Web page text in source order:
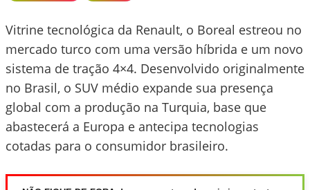
Vitrine tecnológica da Renault, o Boreal estreou no
mercado turco com uma versão híbrida e um novo
sistema de tração 4×4. Desenvolvido originalmente
no Brasil, o SUV médio expande sua presença
global com a produção na Turquia, base que
abastecerá a Europa e antecipa tecnologias
cotadas para o consumidor brasileiro.